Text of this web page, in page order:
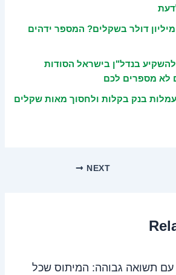
כמה זה 15 מיליון דולר בשקלים? המספר ידהים
בנדל"ן בישראל הסודות
לא מספרים לכם
בנק בקלות ולחסוך מאות שקלים
NEXT
תשואה גבוהה: המיתוס שכל